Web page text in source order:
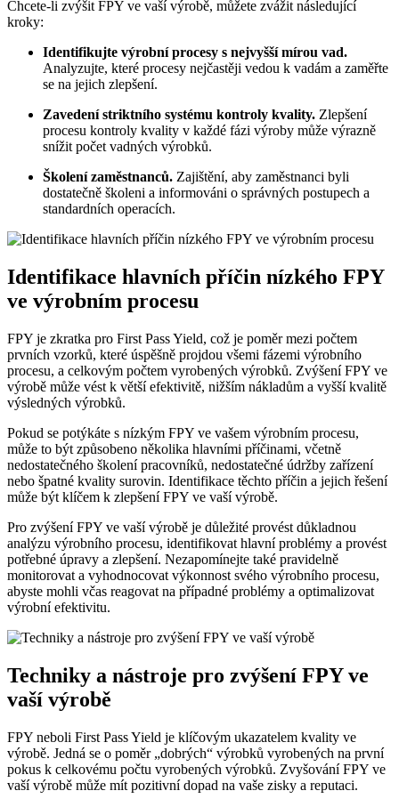
Chcete-li zvýšit FPY ve vaší výrobě, můžete zvážit následující
kroky:
Identifikujte výrobní procesy s nejvyšší mírou vad.
Analyzujte, které procesy nejčastěji vedou k vadám a zaměřte
se na jejich zlepšení.
Zavedení striktního systému kontroly kvality. Zlepšení
procesu kontroly kvality v každé fázi výroby může výrazně
snížit počet vadných výrobků.
Školení zaměstnanců. Zajištění, aby zaměstnanci byli
dostatečně školeni a informováni o správných postupech a
standardních operacích.
Identifikace hlavních příčin nízkého FPY
ve výrobním procesu
FPY je zkratka pro First Pass Yield, což je poměr mezi počtem
prvních vzorků, které úspěšně projdou všemi fázemi výrobního
procesu, a celkovým počtem vyrobených výrobků. Zvýšení FPY ve
výrobě může vést k větší efektivitě, nižším nákladům a vyšší kvalitě
výsledných výrobků.
Pokud se potýkáte s nízkým FPY ve vašem výrobním procesu,
může to být způsobeno několika hlavními příčinami, včetně
nedostatečného školení pracovníků, nedostatečné údržby zařízení
nebo špatné kvality surovin. Identifikace těchto příčin a jejich řešení
může být klíčem k zlepšení FPY ve vaší výrobě.
Pro zvýšení FPY ve vaší výrobě je důležité provést důkladnou
analýzu výrobního procesu, identifikovat hlavní problémy a provést
potřebné úpravy a zlepšení. Nezapomínejte také pravidelně
monitorovat a vyhodnocovat výkonnost svého výrobního procesu,
abyste mohli včas reagovat na případné problémy a optimalizovat
výrobní efektivitu.
Techniky a nástroje pro zvýšení FPY ve
vaší výrobě
FPY neboli First Pass Yield je klíčovým ukazatelem kvality ve
výrobě. Jedná se o poměr „dobrých“ výrobků vyrobených na první
pokus k celkovému počtu vyrobených výrobků. Zvyšování FPY ve
vaší výrobě může mít pozitivní dopad na vaše zisky a reputaci.